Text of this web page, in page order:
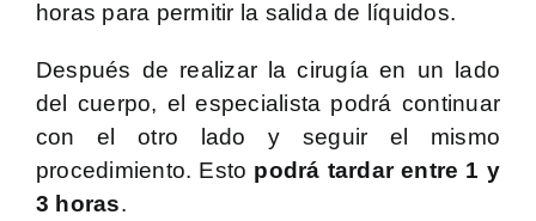
horas para permitir la salida de líquidos.
Después de realizar la cirugía en un lado
del cuerpo, el especialista podrá continuar
con el otro lado y seguir el mismo
procedimiento. Esto podrá tardar entre 1 y
3 horas.